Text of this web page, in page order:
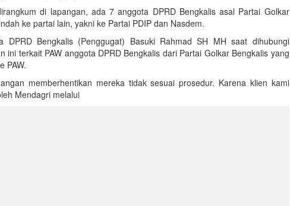
di lapangan, ada 7 anggota DPRD Bengkalis asal Partai Golkar
ke partai lain, yakni ke Partai PDIP dan Nasdem.
DPRD Bengkalis (Penggugat) Basuki Rahmad SH MH saat dihubungi
ini terkait PAW anggota DPRD Bengkalis dari Partai Golkar Bengkalis yang
PAW.
memberhentikan mereka tidak sesuai prosedur. Karena klien kami
Mendagri melalui